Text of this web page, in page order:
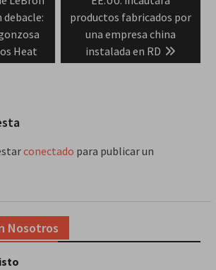
debacle:
Heat
post:
productos fabricados por
una empresa china
instalada en RD
conectado para publicar un
Nosotros